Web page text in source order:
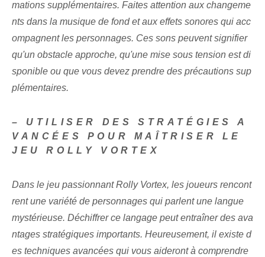
mations supplémentaires. Faites attention aux changeme
nts dans la musique de fond et aux effets sonores qui acc
ompagnent les personnages. Ces sons peuvent signifier
qu'un obstacle approche, qu'une mise sous tension est di
sponible ou que vous devez prendre des précautions sup
plémentaires.
– UTILISER DES STRATÉGIES A
VANCÉES POUR MAÎTRISER LE
JEU ROLLY VORTEX
Dans le jeu passionnant ⁣Rolly ‍Vortex, les joueurs rencont
rent une variété de⁢ personnages‍ qui parlent une langue
‌mystérieuse‍. ‌Déchiffrer ce‌ langage peut entraîner des ava
ntages stratégiques importants. Heureusement, il existe d
es techniques avancées qui vous aideront à comprendre